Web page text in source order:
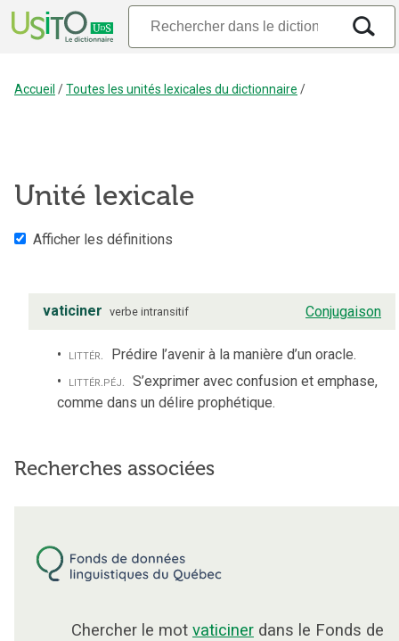
Accueil /Toutes les unités lexicales du dictionnaire /
Unité lexicale
Afficher les définitions
vaticiner verbe intransitif Conjugaison
littér. Prédire l’avenir à la manière d’un oracle.
littér.péj. S’exprimer avec confusion et emphase,
comme dans un délire prophétique.
Recherches associées
Chercher le mot vaticiner dans le Fonds de